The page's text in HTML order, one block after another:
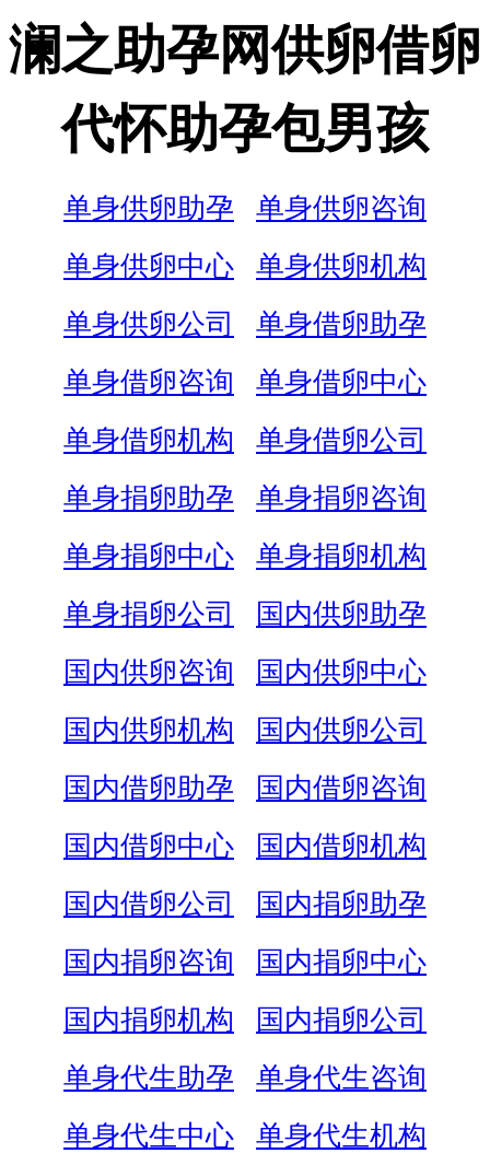
澜之助孕网供卵借卵
代怀助孕包男孩
单身供卵助孕
单身供卵咨询
单身供卵中心
单身供卵机构
单身供卵公司
单身借卵助孕
单身借卵咨询
单身借卵中心
单身借卵机构
单身借卵公司
单身捐卵助孕
单身捐卵咨询
单身捐卵中心
单身捐卵机构
单身捐卵公司
国内供卵助孕
国内供卵咨询
国内供卵中心
国内供卵机构
国内供卵公司
国内借卵助孕
国内借卵咨询
国内借卵中心
国内借卵机构
国内借卵公司
国内捐卵助孕
国内捐卵咨询
国内捐卵中心
国内捐卵机构
国内捐卵公司
单身代生助孕
单身代生咨询
单身代生中心
单身代生机构